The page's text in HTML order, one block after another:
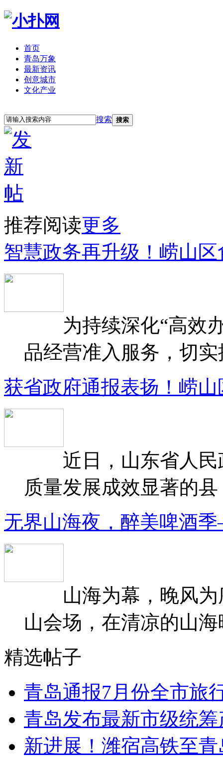
首页
青岛万象
最新资讯
创意城市
文化产业
搜索 搜索
推荐阅读更多
智慧政务再升级！崂山
为持续深化“高效办
品经营准入服务，切
获省政府通报表扬！崂
近日，山东省人民
质量发展成效显著的
无界山海夜，醉美啤酒
山海为幕，晚风为
山会场，在清凉的山
精选帖子
青岛通报7月份全市旅
青岛发布最新市级统
新进展！潍宿高铁至